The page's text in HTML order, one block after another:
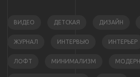
ВИДЕО ДЕТСКАЯ ДИЗАЙН
ЖУРНАЛ ИНТЕРВЬЮ ИНТЕРЬЕР
ЛОФТ МИНИМАЛИЗМ МОДЕРН